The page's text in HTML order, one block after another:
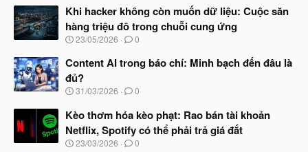
à
b
ắ
đ
ầ
u
Khi hacker không còn muốn dữ liệu: Cuộc săn
hàng triệu đô trong chuỗi cung ứng
N
à
y
b
ắ
đ
ầ
u
23/05/2026 0
Content AI trong báo chí: Minh bạch đến đâu là
đủ?
N
à
y
b
ắ
31/03/2026 0
Kèo thơm hóa kèo phạt: Rao bán tài khoản
Netflix, Spotify có thể phải trả giá đắt
N
23/03/2026 0